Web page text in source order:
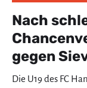
Nach
gegen
Die U19 des FC